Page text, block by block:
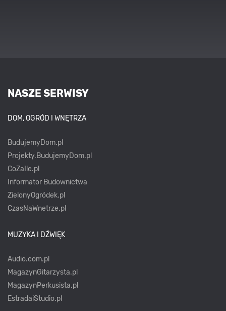
NASZE SERWISY
DOM, OGRÓD I WNĘTRZA
BudujemyDom.pl
Projekty.BudujemyDom.pl
CoZaIle.pl
Informator Budownictwa
ZielonyOgródek.pl
CzasNaWnetrze.pl
MUZYKA I DŹWIĘK
Audio.com.pl
MagazynGitarzysta.pl
MagazynPerkusista.pl
EstradaiStudio.pl